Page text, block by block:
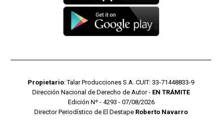
Propietario: Talar Producciones S.A. CUIT: 33-71448833-9
Dirección Nacional de Derecho de Autor - EN TRÁMITE
Edición Nº - 4293 - 07/08/2026
Director Periodístico de El Destape Roberto Navarro